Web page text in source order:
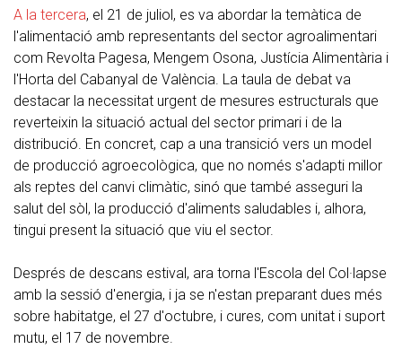
A la tercera, el 21 de juliol, es va abordar la temàtica de
l'alimentació amb representants del sector agroalimentari
com Revolta Pagesa, Mengem Osona, Justícia Alimentària i
l'Horta del Cabanyal de València. La taula de debat va
destacar la necessitat urgent de mesures estructurals que
reverteixin la situació actual del sector primari i de la
distribució. En concret, cap a una transició vers un model
de producció agroecològica, que no només s'adapti millor
als reptes del canvi climàtic, sinó que també asseguri la
salut del sòl, la producció d'aliments saludables i, alhora,
tingui present la situació que viu el sector.
Després de descans estival, ara torna l'Escola del Col·lapse
amb la sessió d'energia, i ja se n'estan preparant dues més
sobre habitatge, el 27 d'octubre, i cures, com unitat i suport
mutu, el 17 de novembre.